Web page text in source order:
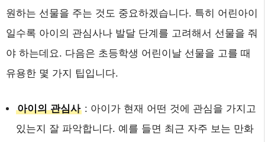
원하는 선물을 주는 것도 중요하겠습니다. 특히 어린아이
일수록 아이의 관심사나 발달 단계를 고려해서 선물을 줘
야 하는데요. 다음은 초등학생 어린이날 선물을 고를 때
유용한 몇 가지 팁입니다.
아이의 관심사 : 아이가 현재 어떤 것에 관심을 가지고
있는지 잘 파악합니다. 예를 들면 최근 자주 보는 만화